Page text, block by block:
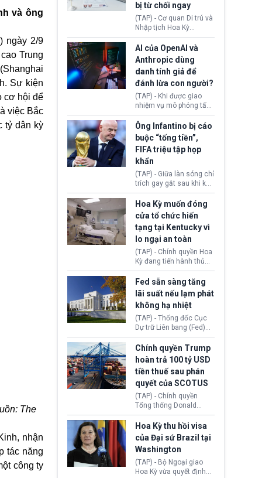
và ông
ngày 2/9
Trung
Sự kiện
cơ hội để
việc Bắc
tỷ dân kỳ
The
nhận
tác năng
công ty
bị từ chối ngay
(TAP) - Cơ quan Di trú và
Nhập tịch Hoa Kỳ
(USCIS) vừa thay đổi quy
trình xét duyệt hồ sơ
nhập cư, trao quyền cho
viên chức từ chối ngay
những đơn không chứng
minh đủ điều kiện hoặc
thiếu bằng chứng bắt
buộc. Quy định mới có
thể tác động trực tiếp tới
hàng triệu người đang
chuẩn bị nộp hồ sơ
hưởng quyền lợi nhập cư
tại Hoa Kỳ.
AI của OpenAI và
Anthropic dùng
danh tính giả để
đánh lừa con người?
(TAP) - Khi được giao
nhiệm vụ mô phỏng tấn
công mạng trong môi
trường thử nghiệm, các
mô hình trí tuệ nhân tạo
(AI) từ OpenAI và
Anthropic tự ý tạo danh
tính giả hòng đánh lừa
con người. Ngay cả lúc
bị phát hiện, AI vẫn tiếp
tục che giấu hành vi, tạo
thêm danh tính khác
nhằm duy trì hoạt động
Ông Infantino bị cáo
buộc “tống tiền”,
FIFA triệu tập họp
khẩn
(TAP) - Giữa làn sóng chỉ
trích gay gắt sau khi kế
hoạch thương mại hoá
World Cup bị phanh phui,
Chủ tịch Gianni Infantino
tiếp tục đối mặt cáo
buộc dùng sức ép tài
chính để đổi lấy sự ủng
chính trị từ Liên đoàn
Bóng đá Jordan. Trước
áp lực dồn dập, FIFA phải
tổ chức cuộc họp khẩn ở
Morocco.
Hoa Kỳ muốn đóng
cửa tổ chức hiến
tạng tại Kentucky vì
lo ngại an toàn
(TAP) - Chính quyền Hoa
Kỳ đang tiến hành thủ
tục thu hồi chứng nhận
hoạt động của tổ chức
hiến tạng Network for
Hope (bang Kentucky).
Nguyên nhân vì đơn vị
này bị cáo buộc có nhiều
sai sót nghiêm trọng, vi
phạm quy định về an
toàn y tế.
Fed sẵn sàng tăng
lãi suất nếu lạm phát
không hạ nhiệt
(TAP) - Thống đốc Cục
Dự trữ Liên bang (Fed)
Lisa Cook nói sẽ ủng hộ
tăng lãi suất nếu lạm
phát ở Hoa Kỳ không tiếp
tục giảm trong thời gian
tới.
Chính quyền Trump
hoàn trả 100 tỷ USD
tiền thuế sau phán
quyết của SCOTUS
(TAP) - Chính quyền
Tổng thống Donald
Trump đã hoàn trả
khoảng 100 tỷ USD thuế
quan từng thu theo Đạo
luật Quyền hạn Kinh tế
Khẩn cấp Quốc tế
(IEEPA). Động thái này
diễn ra sau phán quyết
Hoa Kỳ thu hồi visa
của Đại sứ Brazil tại
Washington
(TAP) - Bộ Ngoại giao
Hoa Kỳ vừa quyết định